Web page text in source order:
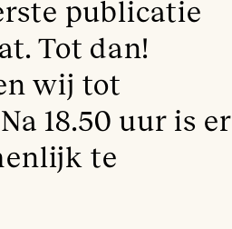
publicatie
Tot dan!
wij tot
18.50 uur is er
te